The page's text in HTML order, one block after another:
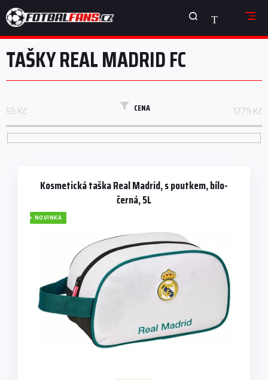
na
obsah
NÁKUPNÍ
KOŠÍK
TAŠKY REAL MADRID FC
CENA
59 Kč 1779 Kč
Kosmetická taška Real Madrid, s poutkem, bílo-
černá, 5L
NOVINKA